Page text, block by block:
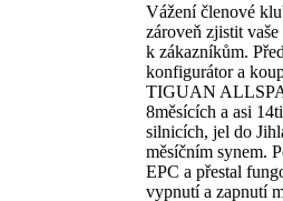
Vážení členové
zároveň zjistit
k zákazníkům.
konfigurátor a
TIGUAN
8měsících a asi
silnicích, jel do
měsíčním synem.
EPC a přestal
vypnutí a zapnutí